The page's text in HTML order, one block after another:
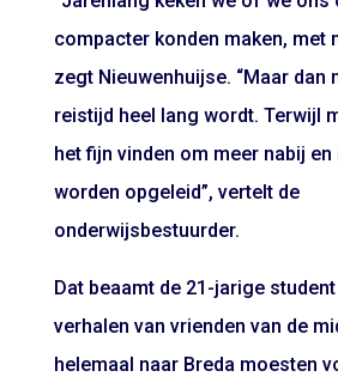
compacter konden maken, met
zegt Nieuwenhuijse. “Maar dan
reistijd heel lang wordt. Terwijl
het fijn vinden om meer nabij
worden opgeleid”, vertelt de
onderwijsbestuurder.
Dat beaamt de 21-jarige
verhalen van vrienden van de
helemaal naar Breda moesten